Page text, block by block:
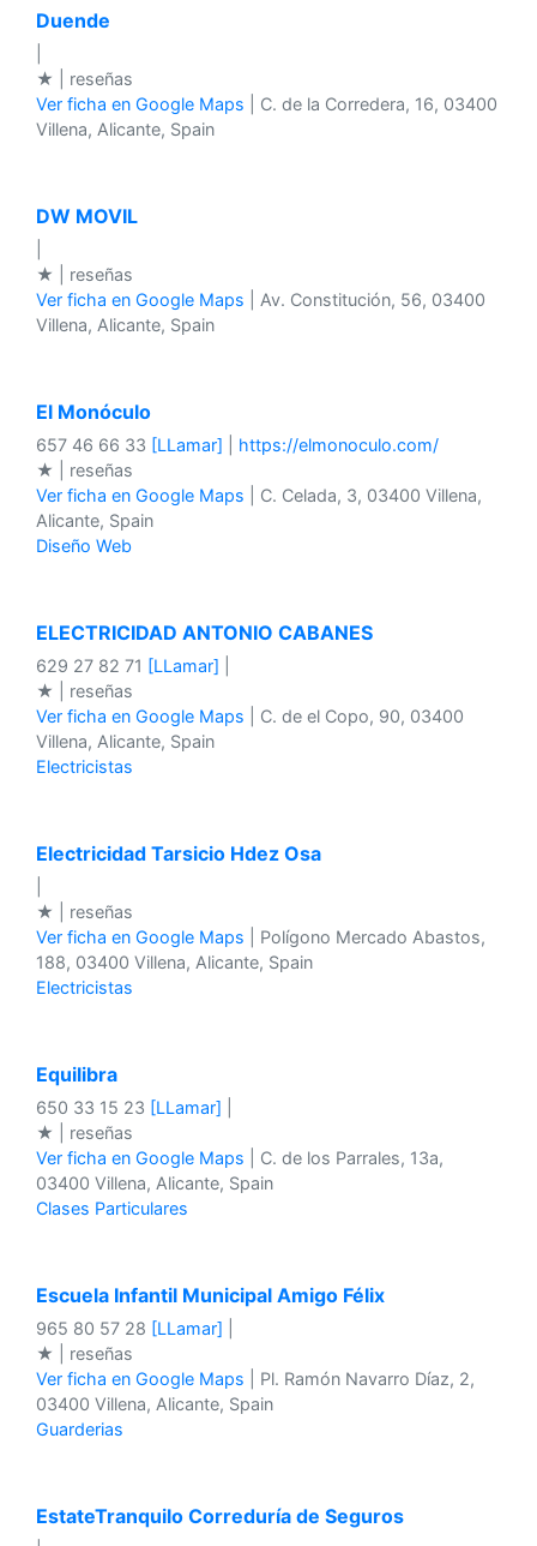
Duende
★ | reseñas
Ver ficha en Google Maps | C. de la Corredera, 16, 03400
Villena, Alicante, Spain
DW MOVIL
★ | reseñas
Ver ficha en Google Maps | Av. Constitución, 56, 03400
Villena, Alicante, Spain
El Monóculo
657 46 66 33 [LLamar]
https://elmonoculo.com/
★ | reseñas
Ver ficha en Google Maps | C. Celada, 3, 03400 Villena,
Alicante, Spain
Diseño Web
ELECTRICIDAD ANTONIO CABANES
629 27 82 71 [LLamar]
★ | reseñas
Ver ficha en Google Maps | C. de el Copo, 90, 03400
Villena, Alicante, Spain
Electricistas
Electricidad Tarsicio Hdez Osa
★ | reseñas
Ver ficha en Google Maps | Polígono Mercado Abastos,
188, 03400 Villena, Alicante, Spain
Electricistas
Equilibra
650 33 15 23 [LLamar]
★ | reseñas
Ver ficha en Google Maps | C. de los Parrales, 13a,
03400 Villena, Alicante, Spain
Clases Particulares
Escuela Infantil Municipal Amigo Félix
965 80 57 28 [LLamar]
★ | reseñas
Ver ficha en Google Maps | Pl. Ramón Navarro Díaz, 2,
03400 Villena, Alicante, Spain
Guarderias
EstateTranquilo Correduría de Seguros